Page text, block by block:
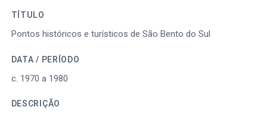
TÍTULO
Pontos históricos e turísticos de São Bento do Sul
DATA / PERÍODO
c. 1970 a 1980
DESCRIÇÃO